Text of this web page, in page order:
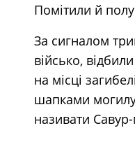
Помітили й
За сигналом
військо,
на місці
шапками
називати